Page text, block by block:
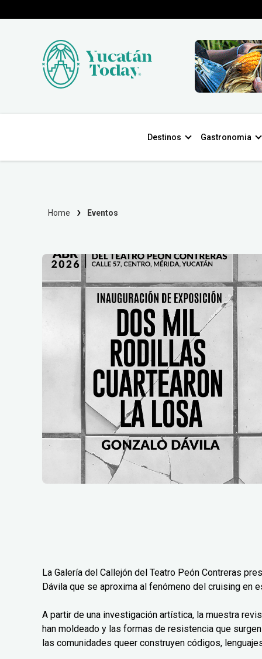
Destinos Gastronomia
Home Eventos
La Galería del Callejón del Teatro Peón Contreras
Dávila que se aproxima al fenómeno del cruising en
A partir de una investigación artística, la muestra
han moldeado y las formas de resistencia que
las comunidades queer construyen códigos,